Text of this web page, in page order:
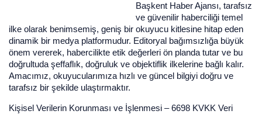
Başkent Haber Ajansı, tarafsız
ve güvenilir haberciliği temel
ilke olarak benimsemiş, geniş bir okuyucu kitlesine hitap eden
dinamik bir medya platformudur. Editoryal bağımsızlığa büyük
önem vererek, habercilikte etik değerleri ön planda tutar ve bu
doğrultuda şeffaflık, doğruluk ve objektiflik ilkelerine bağlı kalır.
Amacımız, okuyucularımıza hızlı ve güncel bilgiyi doğru ve
tarafsız bir şekilde ulaştırmaktır.
Kişisel Verilerin Korunması ve İşlenmesi –6698 KVKK Veri